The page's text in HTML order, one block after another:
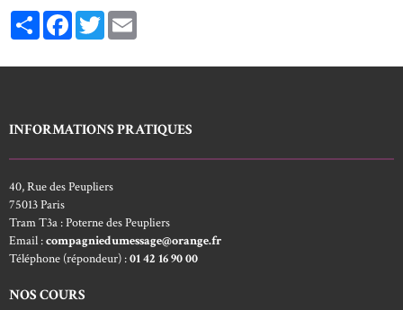
PartagerFacebookTwitter
INFORMATIONS PRATIQUES
40, Rue des Peupliers
75013 Paris
Tram T3a : Poterne des Peupliers
Email :compagniedumessage@orange.fr
Téléphone (répondeur) :01 42 16 90 00
NOS COURS